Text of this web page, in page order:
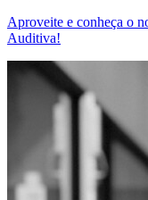
Aproveite e conheça o
Auditiva!